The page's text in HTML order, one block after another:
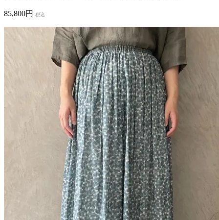
85,800円 税込